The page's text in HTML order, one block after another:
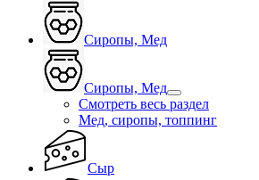
Сиропы, Мед
Сиропы, Мед
Смотреть весь раздел
Мед, сиропы, топпинг
Сыр